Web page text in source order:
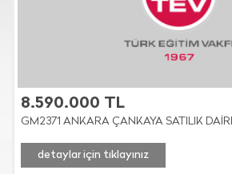
8.590.000 TL
GM2371 ANKARA ÇANKAYA SATILIK
detaylar için tıklayınız